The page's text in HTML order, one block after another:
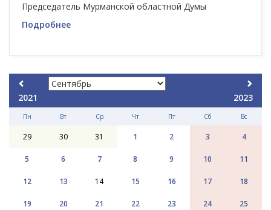
Председатель Мурманской областной Думы
Подробнее
2021 2023
Пн Вт Ср Чт Пт Сб Вс
29 30 31 1 2 3 4
5 6 7 8 9 10 11
12 13 14 15 16 17 18
19 20 21 22 23 24 25